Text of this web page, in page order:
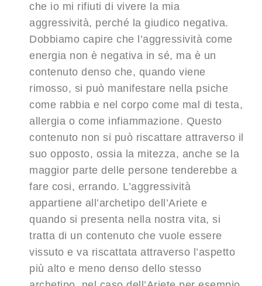
che io mi rifiuti di vivere la mia
aggressività, perché la giudico negativa.
Dobbiamo capire che l’aggressività come
energia non è negativa in sé, ma è un
contenuto denso che, quando viene
rimosso, si può manifestare nella psiche
come rabbia e nel corpo come mal di testa,
allergia o come infiammazione. Questo
contenuto non si può riscattare attraverso il
suo opposto, ossia la mitezza, anche se la
maggior parte delle persone tenderebbe a
fare cosi, errando. L’aggressività
appartiene all’archetipo dell’Ariete e
quando si presenta nella nostra vita, si
tratta di un contenuto che vuole essere
vissuto e va riscattata attraverso l’aspetto
più alto e meno denso dello stesso